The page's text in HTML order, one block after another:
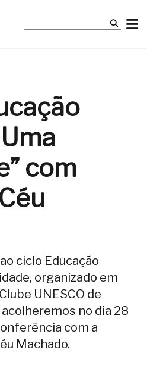
com
ciclo Educação
organizado em
UNESCO de
no dia 28
com a
Machado.